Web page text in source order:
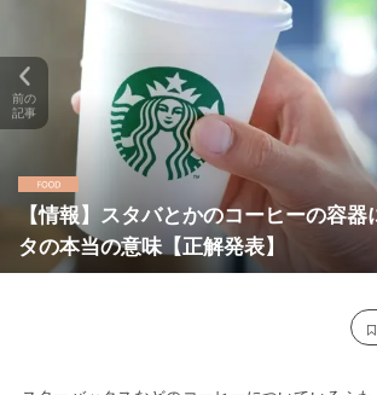
【情報】スタバとかのコーヒーの容
タの本当の意味【正解発表】
前の
記事